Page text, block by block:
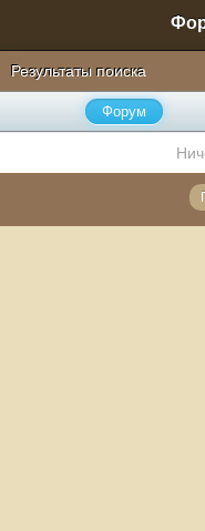
Результаты поиска
Форум